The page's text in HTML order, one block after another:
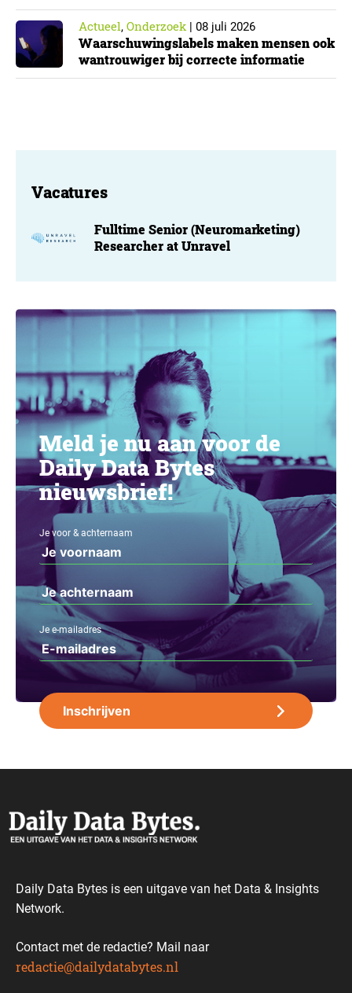
Actueel, Onderzoek| 08 juli 2026
Waarschuwingslabels maken mensen ook
wantrouwiger bij correcte informatie
Vacatures
Fulltime Senior (Neuromarketing)
Researcher at Unravel
Meld je nu aan voor de
Daily Data Bytes
nieuwsbrief!
Je voor & achternaam
Je e-mailadres
Daily Data Bytes is een uitgave van het Data & Insights
Network.
Contact met de redactie? Mail naar
redactie@dailydatabytes.nl